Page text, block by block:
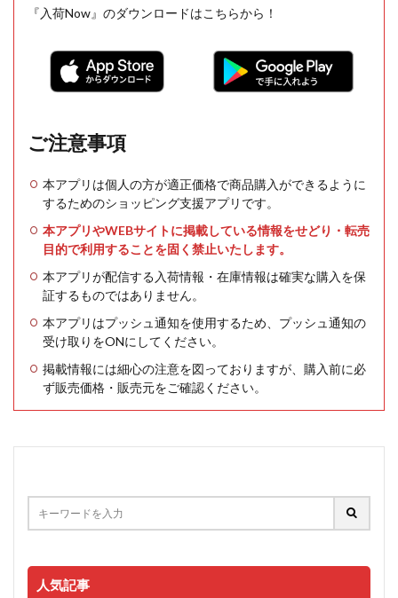
『入荷Now』のダウンロードはこちらから！
ご注意事項
本アプリは個人の方が適正価格で商品購入ができるように
するためのショッピング支援アプリです。
本アプリやWEBサイトに掲載している情報をせどり・転売
目的で利用することを固く禁止いたします。
本アプリが配信する入荷情報・在庫情報は確実な購入を保
証するものではありません。
本アプリはプッシュ通知を使用するため、プッシュ通知の
受け取りをONにしてください。
掲載情報には細心の注意を図っておりますが、購入前に必
ず販売価格・販売元をご確認ください。
人気記事